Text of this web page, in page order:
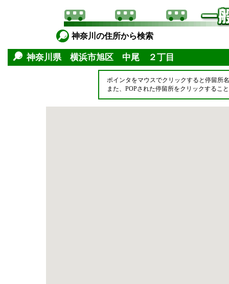
神奈川の住所から検索
神奈川県 横浜市旭区 中尾 ２丁目
ポインタをマウスでクリックすると停留所
また、POPされた停留所をクリックするこ